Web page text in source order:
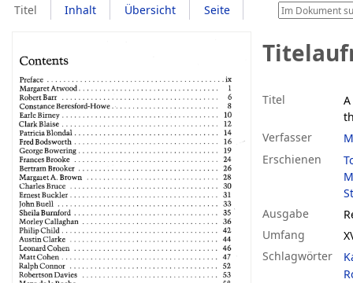
Titel Inhalt Übersicht Seite
Titel
Verfasser
Erschienen
Ausgabe
Umfang
Schlagwörter